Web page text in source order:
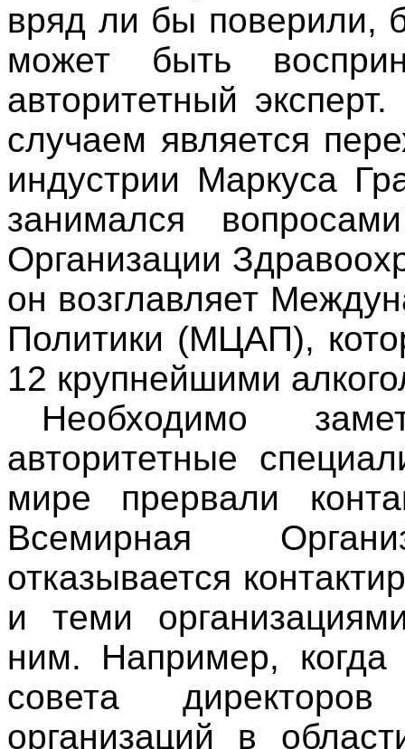
вряд ли бы поверили,
может быть
авторитетный
случаем является
индустрии Маркуса
занимался
Организации
он возглавляет
Политики (МЦАП),
12 крупнейшими
Необходимо
авторитетные
мире прервали
Всемирная
отказывается
и теми
ним. Например,
совета
организаций в